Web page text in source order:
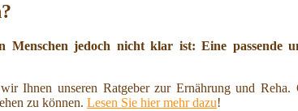
jedoch nicht klar ist: Eine passende
Ihnen unseren Ratgeber zur Ernährung und Reha.
zu können. Lesen Sie hier mehr dazu!